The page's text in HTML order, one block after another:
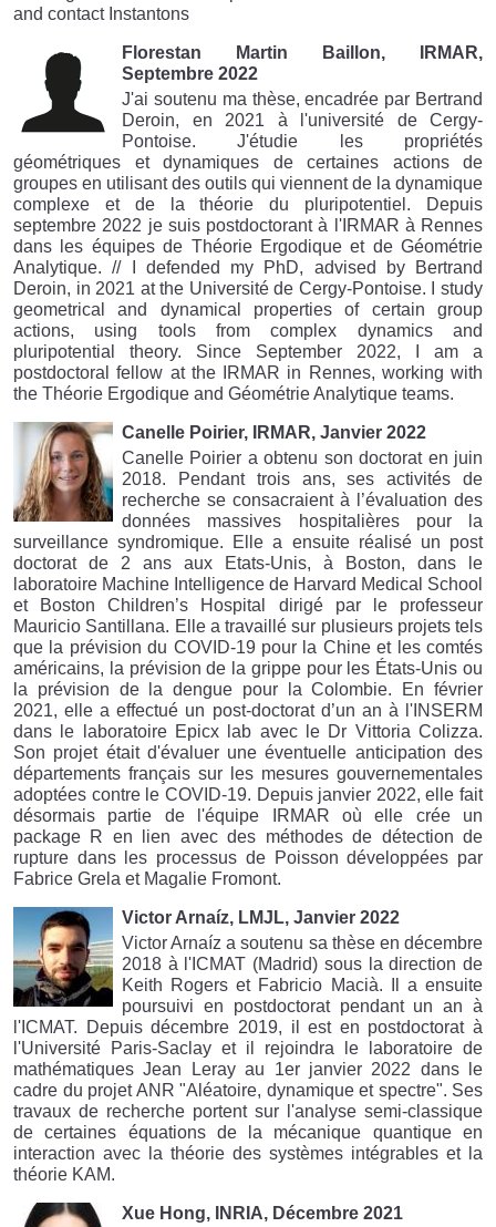
and contact Instantons
Florestan Martin Baillon, IRMAR,
Septembre 2022
J'ai soutenu ma thèse, encadrée par Bertrand
Deroin, en 2021 à l'université de Cergy-
Pontoise. J'étudie les propriétés
géométriques et dynamiques de certaines actions de
groupes en utilisant des outils qui viennent de la dynamique
complexe et de la théorie du pluripotentiel. Depuis
septembre 2022 je suis postdoctorant à l'IRMAR à Rennes
dans les équipes de Théorie Ergodique et de Géométrie
Analytique. // I defended my PhD, advised by Bertrand
Deroin, in 2021 at the Université de Cergy-Pontoise. I study
geometrical and dynamical properties of certain group
actions, using tools from complex dynamics and
pluripotential theory. Since September 2022, I am a
postdoctoral fellow at the IRMAR in Rennes, working with
the Théorie Ergodique and Géométrie Analytique teams.
Canelle Poirier, IRMAR, Janvier 2022
Canelle Poirier a obtenu son doctorat en juin
2018. Pendant trois ans, ses activités de
recherche se consacraient à l’évaluation des
données massives hospitalières pour la
surveillance syndromique. Elle a ensuite réalisé un post
doctorat de 2 ans aux Etats-Unis, à Boston, dans le
laboratoire Machine Intelligence de Harvard Medical School
et Boston Children’s Hospital dirigé par le professeur
Mauricio Santillana. Elle a travaillé sur plusieurs projets tels
que la prévision du COVID-19 pour la Chine et les comtés
américains, la prévision de la grippe pour les États-Unis ou
la prévision de la dengue pour la Colombie. En février
2021, elle a effectué un post-doctorat d’un an à l'INSERM
dans le laboratoire Epicx lab avec le Dr Vittoria Colizza.
Son projet était d'évaluer une éventuelle anticipation des
départements français sur les mesures gouvernementales
adoptées contre le COVID-19. Depuis janvier 2022, elle fait
désormais partie de l'équipe IRMAR où elle crée un
package R en lien avec des méthodes de détection de
rupture dans les processus de Poisson développées par
Fabrice Grela et Magalie Fromont.
Victor Arnaíz, LMJL, Janvier 2022
Victor Arnaíz a soutenu sa thèse en décembre
2018 à l'ICMAT (Madrid) sous la direction de
Keith Rogers et Fabricio Macià. Il a ensuite
poursuivi en postdoctorat pendant un an à
l'ICMAT. Depuis décembre 2019, il est en postdoctorat à
l'Université Paris-Saclay et il rejoindra le laboratoire de
mathématiques Jean Leray au 1er janvier 2022 dans le
cadre du projet ANR "Aléatoire, dynamique et spectre". Ses
travaux de recherche portent sur l'analyse semi-classique
de certaines équations de la mécanique quantique en
interaction avec la théorie des systèmes intégrables et la
théorie KAM.
Xue Hong, INRIA, Décembre 2021